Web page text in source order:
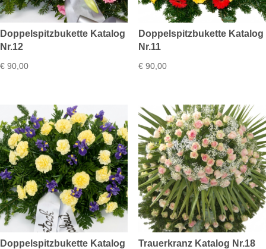
Doppelspitzbukette Katalog
Nr.12
€ 90,00
Doppelspitzbukette Katalog
Nr.11
€90,00
Doppelspitzbukette Katalog
Trauerkranz Katalog Nr.18